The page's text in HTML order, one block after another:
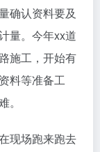
确认资料要及
量。今年xx道
施工，开始有
料等准备工
现场跑来跑去